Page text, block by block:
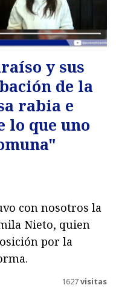
y sus
de la
rabia e
lo que uno
con nosotros la
Nieto, quien
por la
1627visitas